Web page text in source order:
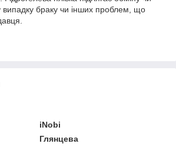
браку чи інших проблем, що
iNobi
Глянцева